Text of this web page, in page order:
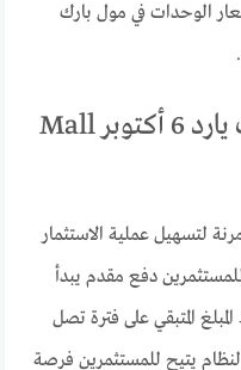
الوحدات في مول بارك
أنظمة السداد في مول بارك يارد 6 أكتوبر Mall
لتسهيل عملية الاستثمار
كما يمكن للمستثمرين دفع مقدم يبدأ
المتبقي على فترة تصل
النظام يتيح للمستثمرين فرصة